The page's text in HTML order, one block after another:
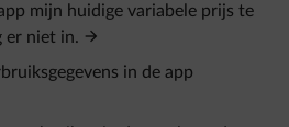
mijn huidige variabele prijs te
er niet in.
in de app